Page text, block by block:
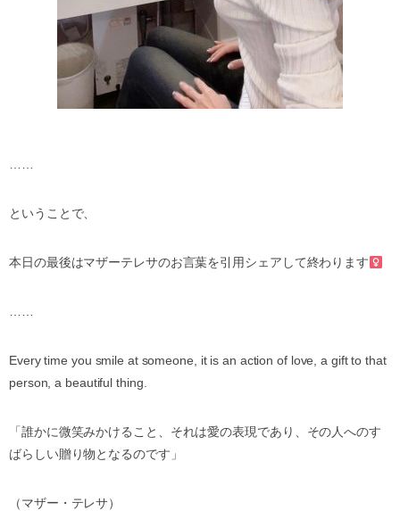
ということで、
本日の最後はマザーテレサのお言葉を引用シェアして終わります
Every time you smile at someone, it is an action of love, a gift to that
person, a beautiful thing.
「誰かに微笑みかけること、それは愛の表現であり、その人へのす
ばらしい贈り物となるのです」
（マザー・テレサ）